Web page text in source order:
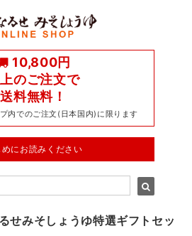
10,800円
のご注文で
送料無料！
内でのご注文(日本国内)に限ります
めにお読みください
せみそしょうゆ特選ギフトセッ